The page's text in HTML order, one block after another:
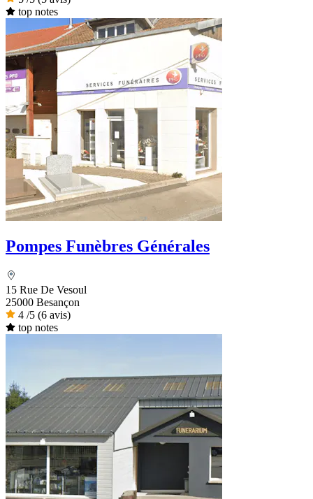
top notes
Pompes Funèbres Générales
15 Rue De Vesoul
25000 Besançon
4 /5 (6 avis)
top notes